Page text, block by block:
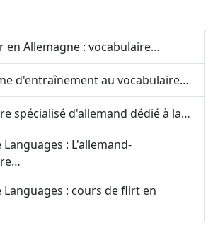
en Allemagne : vocabulaire…
d'entraînement au vocabulaire…
spécialisé d'allemand dédié à la…
: L'allemand-
Languages : cours de flirt en